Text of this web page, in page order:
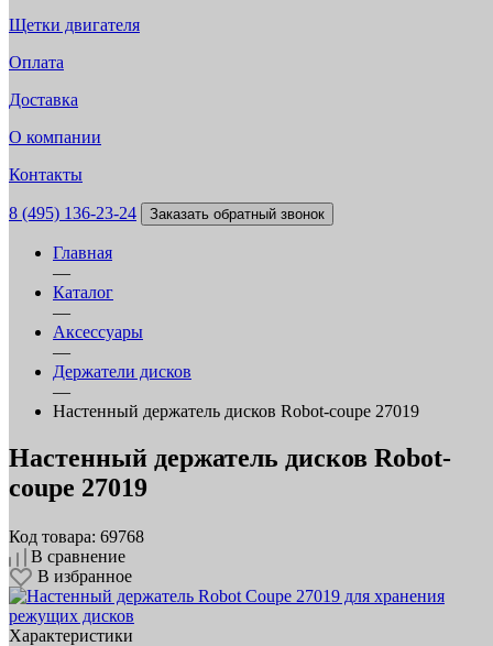
Щетки двигателя
Оплата
Доставка
О компании
Контакты
8 (495) 136-23-24 Заказать обратный звонок
Главная
—
Каталог
—
Аксессуары
—
Держатели дисков
—
Настенный держатель дисков Robot-coupe 27019
Настенный держатель дисков Robot-
coupe 27019
Код товара: 69768
В сравнение
В избранное
Характеристики